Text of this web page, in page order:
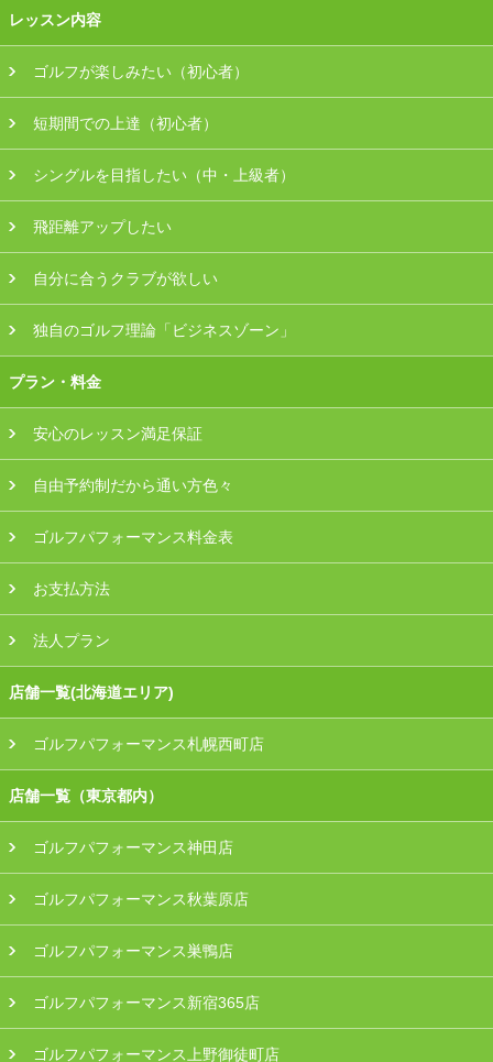
採用情報
レッスン内容
ゴルフが楽しみたい（初心者）
短期間での上達（初心者）
シングルを目指したい（中・上級者）
飛距離アップしたい
自分に合うクラブが欲しい
独自のゴルフ理論「ビジネスゾーン」
プラン・料金
安心のレッスン満足保証
自由予約制だから通い方色々
ゴルフパフォーマンス料金表
お支払方法
法人プラン
店舗一覧(北海道エリア)
ゴルフパフォーマンス札幌西町店
店舗一覧（東京都内）
ゴルフパフォーマンス神田店
ゴルフパフォーマンス秋葉原店
ゴルフパフォーマンス巣鴨店
ゴルフパフォーマンス新宿365店
ゴルフパフォーマンス上野御徒町店